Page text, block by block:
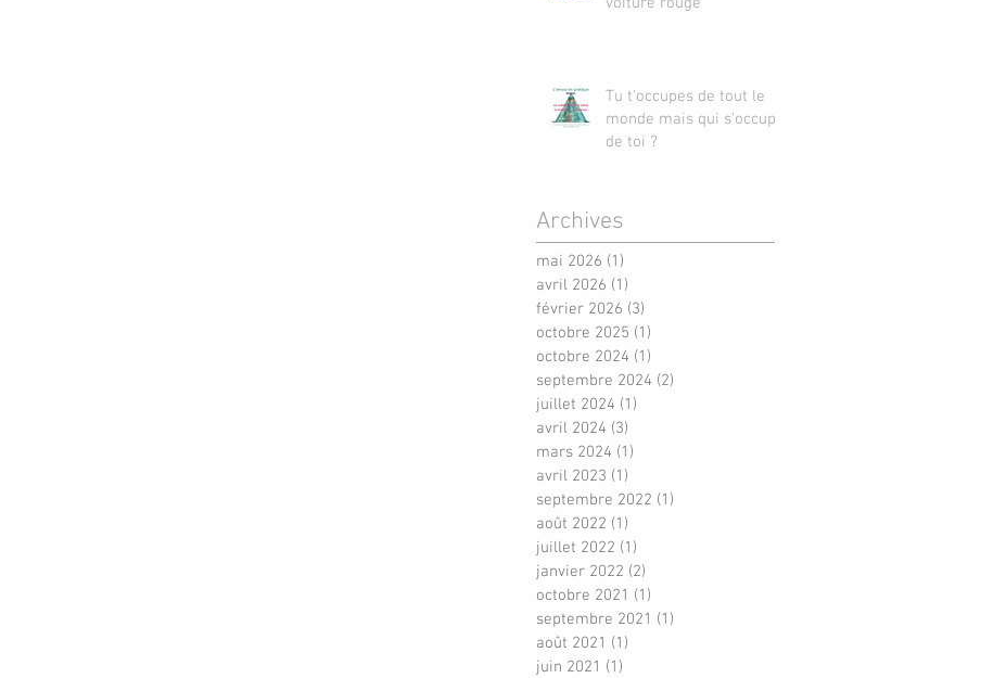
Tu t'occupes de tout le
monde mais qui s'occupe
de toi ?
Archives
mai 2026 (1)
avril 2026 (1)
février 2026 (3)
octobre 2025 (1)
octobre 2024 (1)
septembre 2024 (2)
juillet 2024 (1)
avril 2024 (3)
mars 2024 (1)
avril 2023 (1)
septembre 2022 (1)
août 2022 (1)
juillet 2022 (1)
janvier 2022 (2)
octobre 2021 (1)
septembre 2021 (1)
août 2021 (1)
juin 2021 (1)